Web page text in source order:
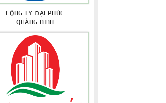
CÔNG TY ĐẠI PHÚC
QUẢNG NINH